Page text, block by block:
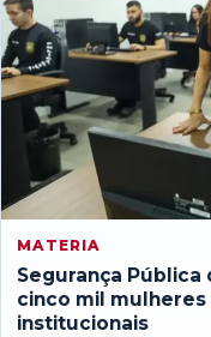
MATERIA
Segurança Pública
cinco mil
institucionais